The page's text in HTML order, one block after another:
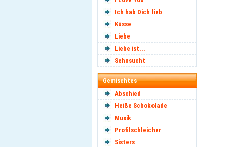
Ich hab Dich lieb
Küsse
Liebe
Liebe ist...
Sehnsucht
Gemischtes
Abschied
Heiße Schokolade
Musik
Profilschleicher
Sisters